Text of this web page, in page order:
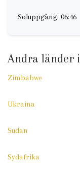
Soluppgång: 06:46
Andra länder i
Zimbabwe
Ukraina
Sudan
Sydafrika